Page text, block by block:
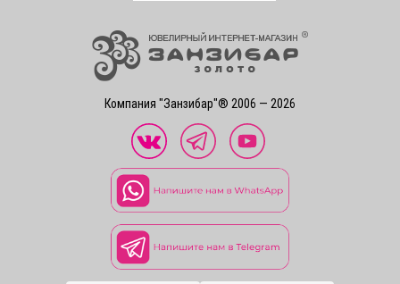
Компания "Занзибар"® 2006 — 2026